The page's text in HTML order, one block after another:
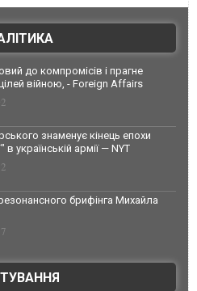
до компромісів і прагне
війною, - Foreign Affairs
знаменує кінець епохи
в українській армії — NYT
брифінга Михайла